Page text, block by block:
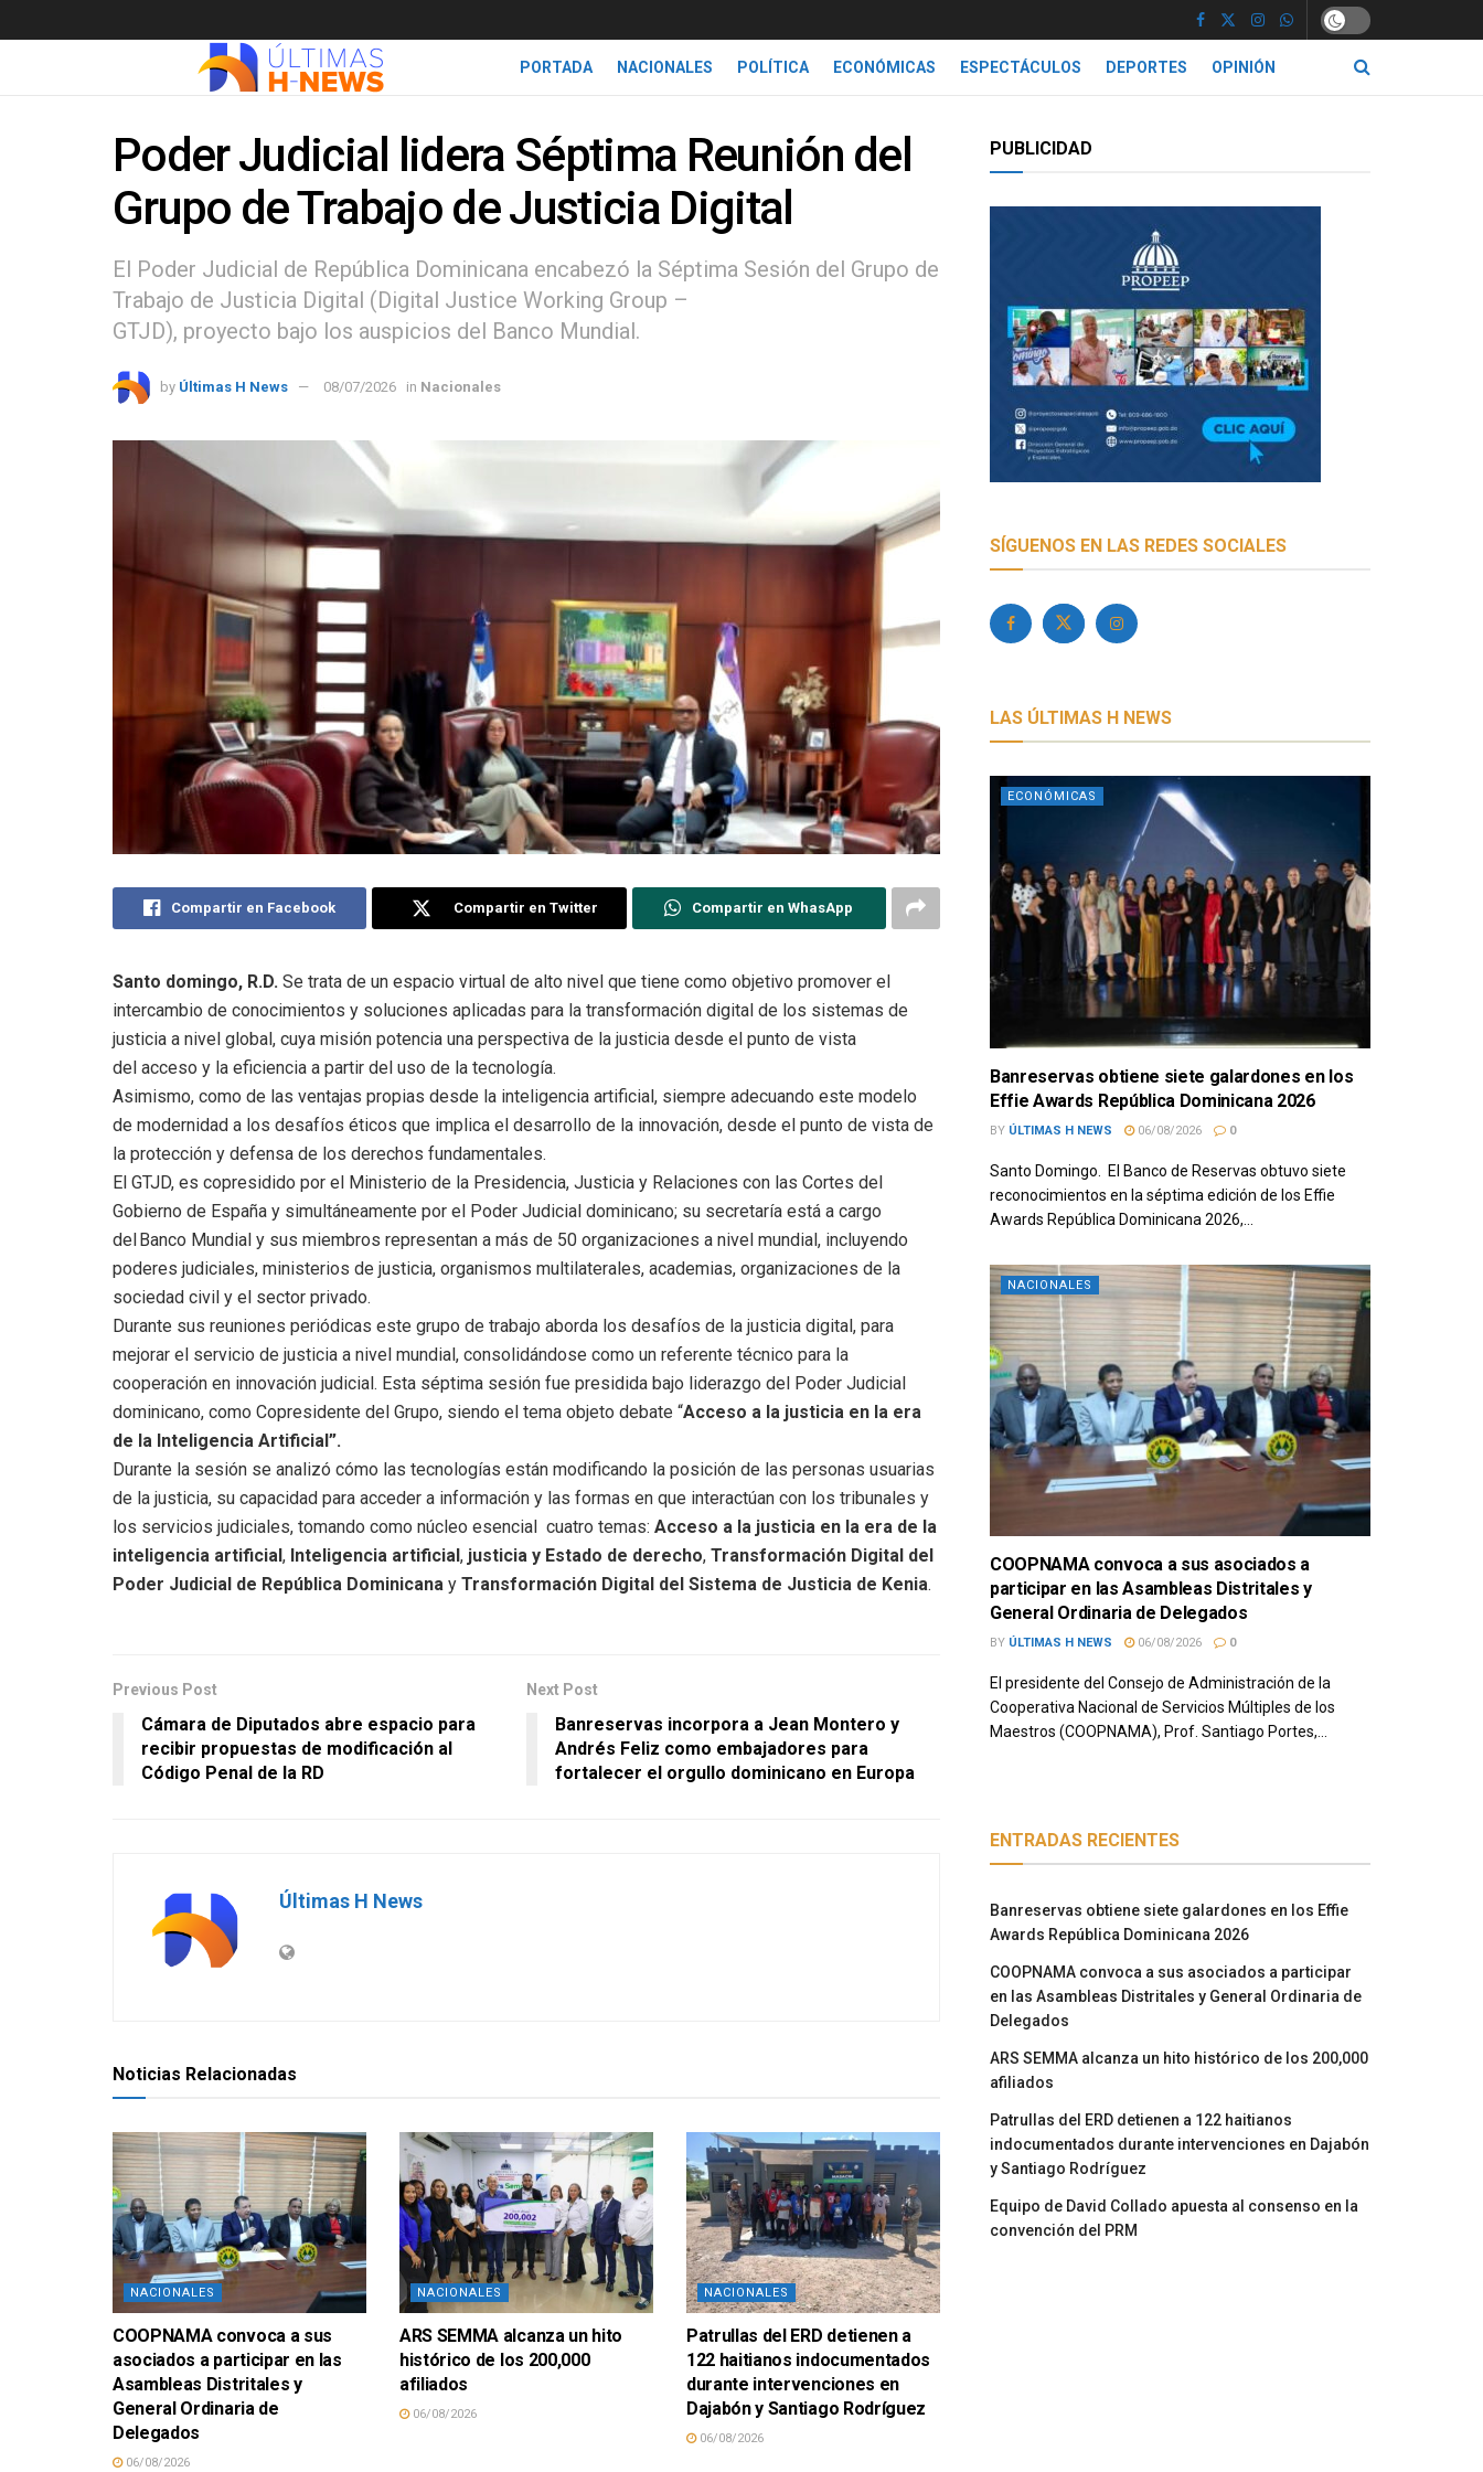
PORTADA NACIONALES POLÍTICA ECONÓMICAS ESPECTÁCULOS DEPORTES OPINIÓN
Poder Judicial lidera Séptima Reunión del
Grupo de Trabajo de Justicia Digital
El Poder Judicial de República Dominicana encabezó la Séptima Sesión del Grupo de
Trabajo de Justicia Digital (Digital Justice Working Group –
GTJD), proyecto bajo los auspicios del Banco Mundial.
by Últimas H News 08/07/2026 in Nacionales
Compartir en Facebook Compartir en Twitter Compartir en WhasApp
Santo domingo, R.D. Se trata de un espacio virtual de alto nivel que tiene como objetivo promover el
intercambio de conocimientos y soluciones aplicadas para la transformación digital de los sistemas de
justicia a nivel global, cuya misión potencia una perspectiva de la justicia desde el punto de vista
del acceso y la eficiencia a partir del uso de la tecnología.
Asimismo, como de las ventajas propias desde la inteligencia artificial, siempre adecuando este modelo
de modernidad a los desafíos éticos que implica el desarrollo de la innovación, desde el punto de vista de
la protección y defensa de los derechos fundamentales.
El GTJD, es copresidido por el Ministerio de la Presidencia, Justicia y Relaciones con las Cortes del
Gobierno de España y simultáneamente por el Poder Judicial dominicano; su secretaría está a cargo
del Banco Mundial y sus miembros representan a más de 50 organizaciones a nivel mundial, incluyendo
poderes judiciales, ministerios de justicia, organismos multilaterales, academias, organizaciones de la
sociedad civil y el sector privado.
Durante sus reuniones periódicas este grupo de trabajo aborda los desafíos de la justicia digital, para
mejorar el servicio de justicia a nivel mundial, consolidándose como un referente técnico para la
cooperación en innovación judicial. Esta séptima sesión fue presidida bajo liderazgo del Poder Judicial
dominicano, como Copresidente del Grupo, siendo el tema objeto debate “Acceso a la justicia en la era
de la Inteligencia Artificial”.
Durante la sesión se analizó cómo las tecnologías están modificando la posición de las personas usuarias
de la justicia, su capacidad para acceder a información y las formas en que interactúan con los tribunales y
los servicios judiciales, tomando como núcleo esencial cuatro temas: Acceso a la justicia en la era de la
inteligencia artificial, Inteligencia artificial, justicia y Estado de derecho, Transformación Digital del
Poder Judicial de República Dominicana y Transformación Digital del Sistema de Justicia de Kenia.
Previous Post
Cámara de Diputados abre espacio para
recibir propuestas de modificación al
Código Penal de la RD
Next Post
Banreservas incorpora a Jean Montero y
Andrés Feliz como embajadores para
fortalecer el orgullo dominicano en Europa
Últimas H News
Noticias Relacionadas
NACIONALES
COOPNAMA convoca a sus
asociados a participar en las
Asambleas Distritales y
General Ordinaria de
Delegados
06/08/2026
NACIONALES
ARS SEMMA alcanza un hito
histórico de los 200,000
afiliados
06/08/2026
NACIONALES
Patrullas del ERD detienen a
122 haitianos indocumentados
durante intervenciones en
Dajabón y Santiago Rodríguez
06/08/2026
PUBLICIDAD
SÍGUENOS EN LAS REDES SOCIALES
LAS ÚLTIMAS H NEWS
ECONÓMICAS
Banreservas obtiene siete galardones en los
Effie Awards República Dominicana 2026
BY ÚLTIMAS H NEWS 06/08/2026 0
Santo Domingo. El Banco de Reservas obtuvo siete
reconocimientos en la séptima edición de los Effie
Awards República Dominicana 2026,...
NACIONALES
COOPNAMA convoca a sus asociados a
participar en las Asambleas Distritales y
General Ordinaria de Delegados
BY ÚLTIMAS H NEWS 06/08/2026 0
El presidente del Consejo de Administración de la
Cooperativa Nacional de Servicios Múltiples de los
Maestros (COOPNAMA), Prof. Santiago Portes,...
ENTRADAS RECIENTES
Banreservas obtiene siete galardones en los Effie
Awards República Dominicana 2026
COOPNAMA convoca a sus asociados a participar
en las Asambleas Distritales y General Ordinaria de
Delegados
ARS SEMMA alcanza un hito histórico de los 200,000
afiliados
Patrullas del ERD detienen a 122 haitianos
indocumentados durante intervenciones en Dajabón
y Santiago Rodríguez
Equipo de David Collado apuesta al consenso en la
convención del PRM